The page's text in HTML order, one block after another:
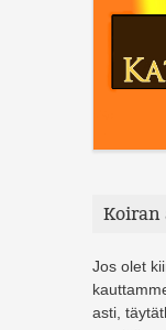
Koiran
Jos olet
asti,